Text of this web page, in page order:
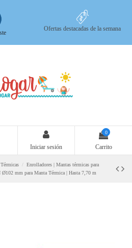
Ofertas destacadas de la semana
Iniciar sesión
0
Carrito
Enrolladores | Mantas térmicas para
mm para Manta Térmica | Hasta 7,70 m